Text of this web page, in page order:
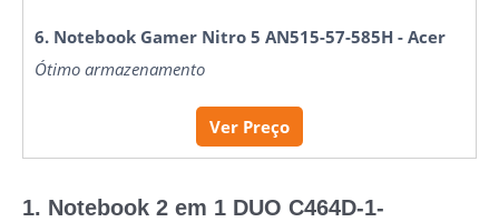
6. Notebook Gamer Nitro 5 AN515-57-585H - Acer
Ótimo armazenamento
Ver Preço
1. Notebook 2 em 1 DUO C464D-1-